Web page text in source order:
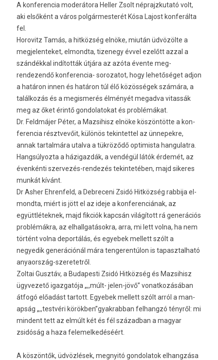
A kon­feren­cia moderátora Hell­er Zsolt nép­rajzkutató volt,
aki elsőként a város pol­gármes­terét Kósa Lajost kon­ferál­ta
fel.
Horovitz Tamás, a hitközség elnöke, miután üdvözölte a
meg­jelen­teket, el­mondta, tizenegy évvel ezelőtt azzal a
szándékkal indították útjára az azóta évente meg­
rendezendő konferencia- sorozatot, hogy lehetőséget adjon
a határon innen és határon túl élő közösségek számára, a
találkozás és a megis­merés élményét megad­va vitas­sák
meg az őket érintő gon­dolatokat és problémákat.
Dr. Feldmájer Péter, a Maz­sihisz elnöke köszöntötte a kon­
feren­cia résztvevőit, különös tekin­tettel az ünnepek­re,
annak tar­talmára utal­va a tükröződő opt­imis­ta han­gulat­ra.
Han­gsúlyoz­ta a házigaz­dák, a vendégül látók érdemét, az
évenkénti szervezés-rendezés tekin­tetéb­en, majd sikeres
munkát kívánt.
Dr Asher Eh­renfeld, a De­breceni Zsidó Hitközség rab­bija el­
mondta, miért is jött el az ideje a kon­feren­ciának, az
együttlétek­nek, majd fikciók kapcsán világított rá generációs
problémákra, az el­hallgatások­ra, arra, mi lett volna, ha nem
történt volna de­por­tálás, és egyebek mel­lett szólt a
negyedik generációnál mára ten­geren­túlon is tapasztal­ható
anyaország-szeretetről.
Zol­tai Gusztáv, a Budapes­ti Zsidó Hitközség és Maz­sihisz
ügyvezető igaz­gatója „,,múlt- jelen-jövő” vonat­kozásában
átfogó előadást tar­tott. Egyebek mel­lett szólt arról a man­
ap­ság „,,testvéri körök­ben”gyak­rabban fel­hangzó tényről: mi
min­dent tett az elmúlt két és fél század­ban a magyar
zsidóság a haza felemel­kedéséért.
A köszöntők, üdvözlések, meg­nyitó gon­dolatok el­hangzása